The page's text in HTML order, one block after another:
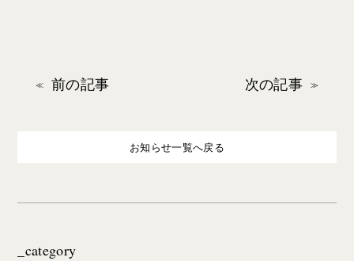
前の記事 次の記事
お知らせ一覧へ戻る
_category